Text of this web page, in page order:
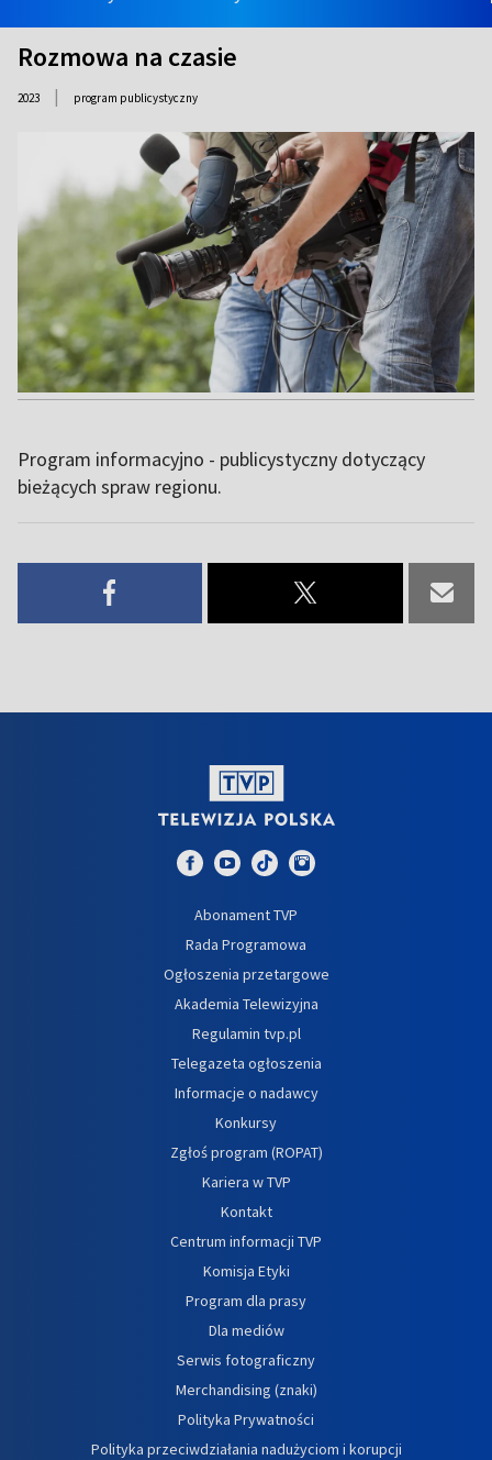
Rozmowa na czasie
2023 | program publicystyczny
Program informacyjno - publicystyczny dotyczący
bieżących spraw regionu.
Abonament TVP
Rada Programowa
Ogłoszenia przetargowe
Akademia Telewizyjna
Regulamin tvp.pl
Telegazeta ogłoszenia
Informacje o nadawcy
Konkursy
Zgłoś program (ROPAT)
Kariera w TVP
Kontakt
Centrum informacji TVP
Komisja Etyki
Program dla prasy
Dla mediów
Serwis fotograficzny
Merchandising (znaki)
Polityka Prywatności
Polityka przeciwdziałania nadużyciom i korupcji